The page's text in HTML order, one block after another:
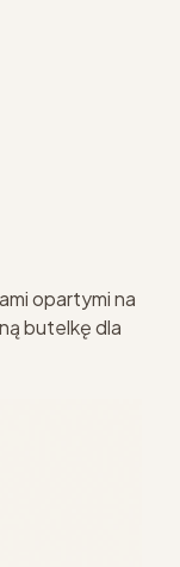
opartymi na
butelkę dla